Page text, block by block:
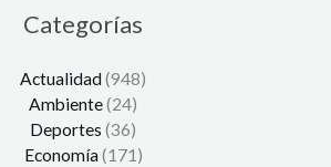
Categorías
Actualidad(948)
Ambiente(24)
Deportes (36)
Economía(171)